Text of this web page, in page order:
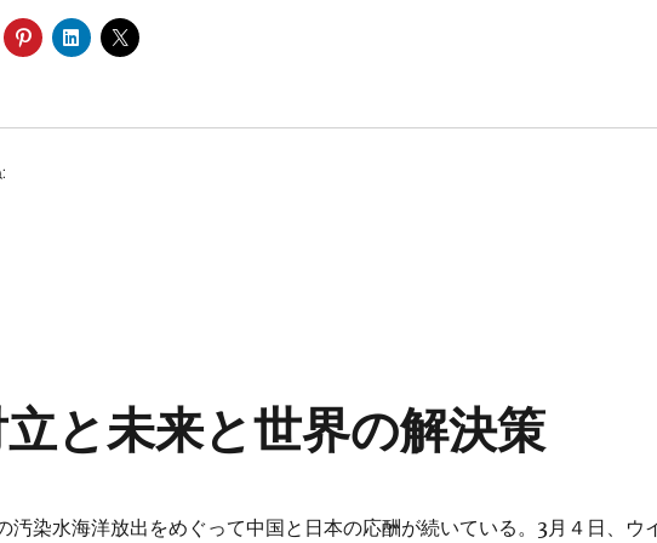
と未来と世界の解決策
汚染水海洋放出をめぐって中国と日本の応酬が続いている。3月４日、ウ